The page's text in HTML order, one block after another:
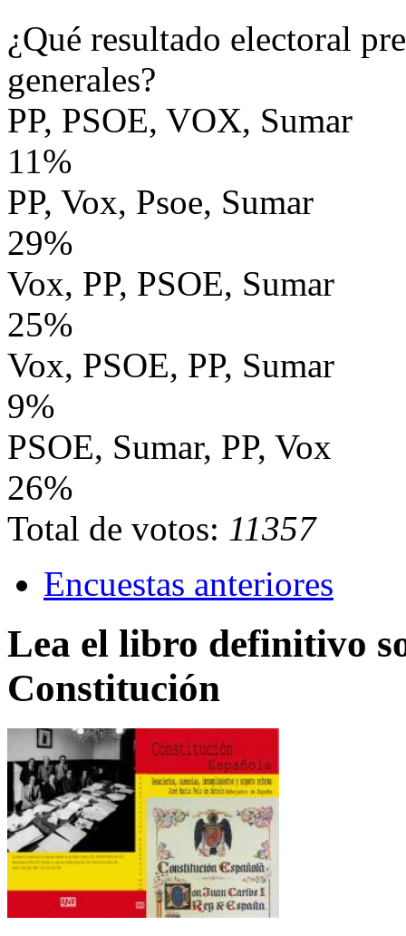
¿Qué resultado electoral
generales?
PP, PSOE, VOX, Sumar
11%
PP, Vox, Psoe, Sumar
29%
Vox, PP, PSOE, Sumar
25%
Vox, PSOE, PP, Sumar
9%
PSOE, Sumar, PP, Vox
26%
Total de votos: 11357
Encuestas anteriores
Lea el libro definitivo
Constitución